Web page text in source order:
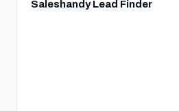
Saleshandy Lead Finder